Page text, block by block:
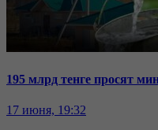
195 млрд тенге просят
17 июня, 19:32